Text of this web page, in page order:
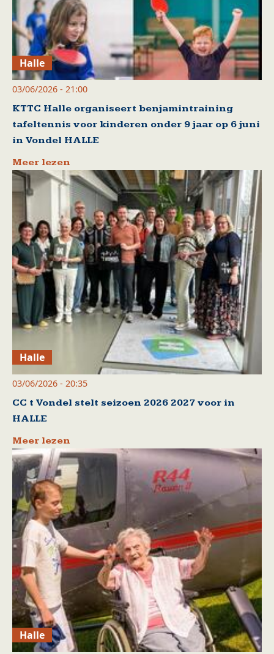
Halle
03/06/2026 - 21:00
KTTC Halle organiseert benjamintraining
tafeltennis voor kinderen onder 9 jaar op 6 juni
in Vondel HALLE
Meer lezen
Halle
03/06/2026 - 20:35
CC t Vondel stelt seizoen 2026 2027 voor in
HALLE
Meer lezen
Halle